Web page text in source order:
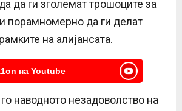
да ги зголемат трошоците за
порамномерно да ги делат
на алијансата.
на Youtube
наводното незадоволство на